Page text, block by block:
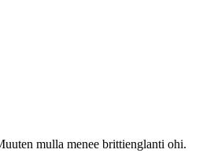
mulla menee brittienglanti ohi.